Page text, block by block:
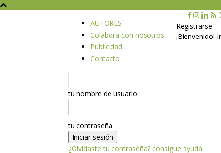
AUTORES
Colabora con nosotros
Publicidad
Contacto
Registrarse
¡Bienvenido!
tu nombre de usuario
tu contraseña
¿Olvidaste tu contraseña? consigue ayuda